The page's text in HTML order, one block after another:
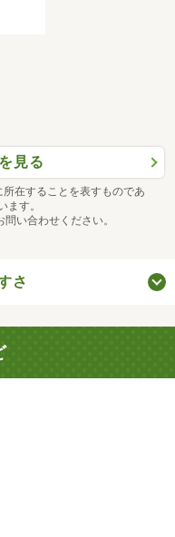
見る
在することを表すものであ
ます。
い合わせください。
さ